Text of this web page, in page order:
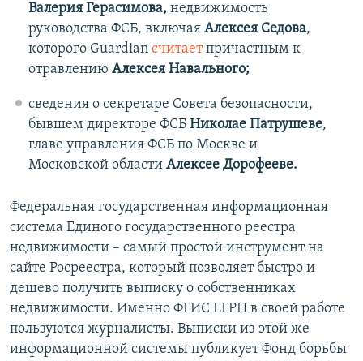
Валерия Герасимова, недвижимость
руководства ФСБ, включая Алексея Седова,
которого Guardian считаетпричастным к
отравлению Алексея Навального;
сведения о секретаре Совета безопасности,
бывшем директоре ФСБ Николае Патрушеве,
главе управления ФСБ по Москве и
Московской области Алексее Дорофееве.
Федеральная государственная информационная
система Единого государственного реестра
недвижимости – самый простой инструмент на
сайте Росреестра, который позволяет быстро и
дешево получить выписку о собственниках
недвижимости. Именно ФГИС ЕГРН в своей работе
пользуются журналисты. Выписки из этой же
информационной системы публикует Фонд борьбы